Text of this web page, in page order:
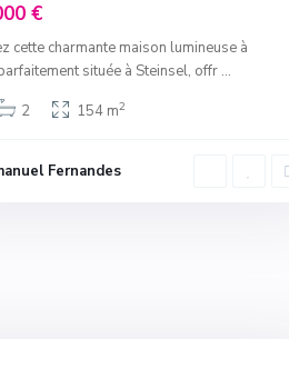
€
cette charmante maison lumineuse à
située à Steinsel, offr ...
2 154 m2
Fernandes